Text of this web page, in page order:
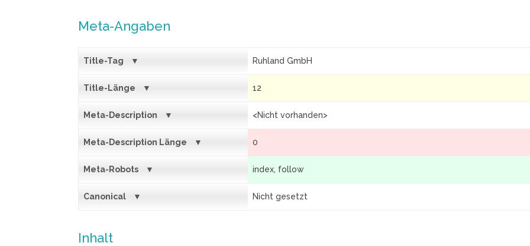
Meta-Angaben
Title-Tag Ruhland GmbH
Title-Länge 12
Meta-Description <Nicht vorhanden>
Meta-Description Länge 0
Meta-Robots index, follow
Canonical Nicht gesetzt
Inhalt